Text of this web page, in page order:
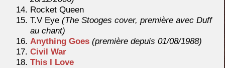
Rocket Queen
T.V Eye (The Stooges cover, première avec Duff
au chant)
Anything Goes (première depuis 01/08/1988)
Civil War
This I Love